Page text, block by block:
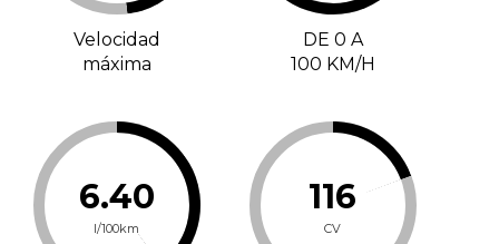
Velocidad
máxima
DE 0 A
100 KM/H
6.40
l/100km
116
CV